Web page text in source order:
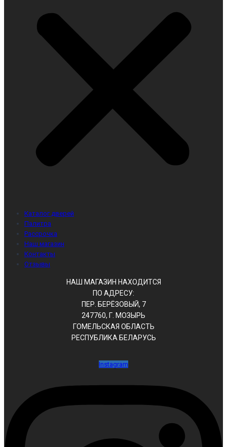
Каталог дверей
Палитра
Рассрочка
Наш магазин
Контакты
Отзывы
НАШ МАГАЗИН НАХОДИТСЯ
ПО АДРЕСУ:
ПЕР. БЕРЁЗОВЫЙ, 7
247760, Г. МОЗЫРЬ
ГОМЕЛЬСКАЯ ОБЛАСТЬ
РЕСПУБЛИКА БЕЛАРУСЬ
Instagram